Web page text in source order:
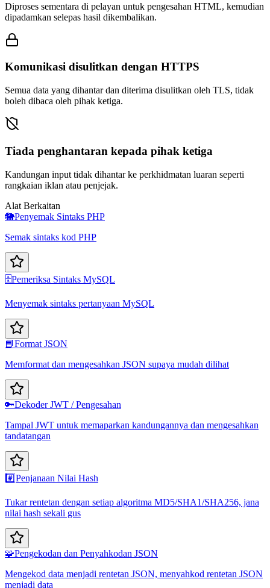
Diproses sementara di pelayan untuk pengesahan HTML, kemudian
dipadamkan selepas hasil dikembalikan.
Komunikasi disulitkan dengan HTTPS
Semua data yang dihantar dan diterima disulitkan oleh TLS, tidak
boleh dibaca oleh pihak ketiga.
Tiada penghantaran kepada pihak ketiga
Kandungan input tidak dihantar ke perkhidmatan luaran seperti
rangkaian iklan atau penjejak.
Alat Berkaitan
🐘Penyemak Sintaks PHP
Semak sintaks kod PHP
🗄️Pemeriksa Sintaks MySQL
Menyemak sintaks pertanyaan MySQL
📘Format JSON
Memformat dan mengesahkan JSON supaya mudah dilihat
🔑Dekoder JWT / Pengesahan
Tampal JWT untuk memaparkan kandungannya dan mengesahkan
tandatangan
#️⃣Penjanaan Nilai Hash
Tukar rentetan dengan setiap algoritma MD5/SHA1/SHA256, jana
nilai hash sekali gus
🧩Pengekodan dan Penyahkodan JSON
Mengekod data menjadi rentetan JSON, menyahkod rentetan JSON
menjadi data